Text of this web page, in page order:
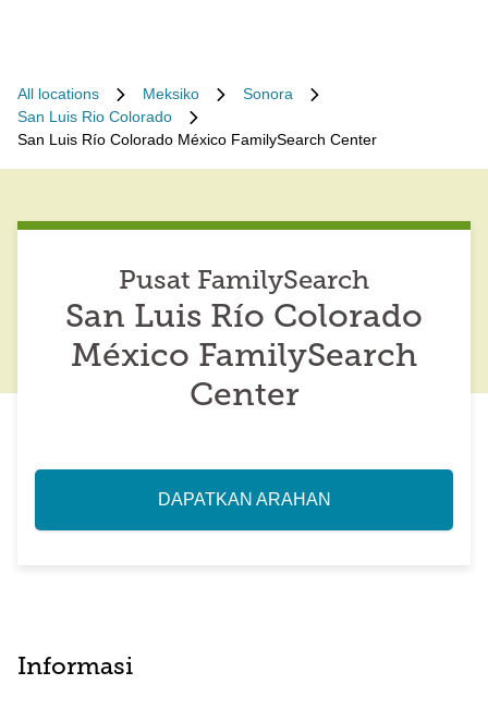
All locations Meksiko
Sonora
San Luis Rio Colorado
San Luis Río Colorado México FamilySearch Center
Pusat FamilySearch
San Luis Río Colorado
México FamilySearch
Center
DAPATKAN ARAHAN
Informasi